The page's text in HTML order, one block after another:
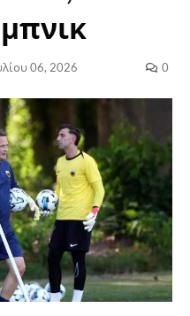
06, 2026 0